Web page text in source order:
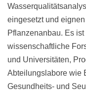
eingesetzt und
Pflanzenanbau. Es
wissenschaftliche
und Universitäten,
Abteilungslabore wie
Gesundheits- und